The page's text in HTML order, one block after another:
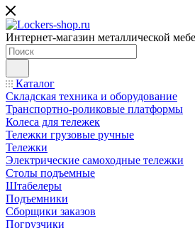
Интернет-магазин металлической
Каталог
Складская техника и оборудование
Транспортно-роликовые платформы
Колеса для тележек
Тележки грузовые ручные
Тележки
Электрические самоходные тележки
Столы подъемные
Штабелеры
Подъемники
Сборщики заказов
Погрузчики